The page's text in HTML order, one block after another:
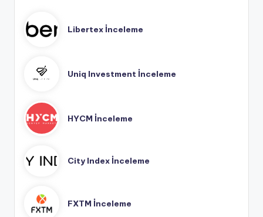
Libertex İnceleme
Uniq Investment İnceleme
HYCM İnceleme
City Index İnceleme
FXTM İnceleme